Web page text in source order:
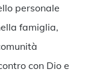
personale
famiglia,
con Dio e